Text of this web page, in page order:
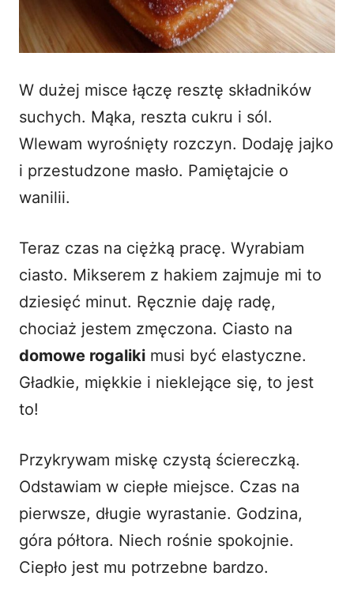
W dużej misce łączę resztę składników
suchych. Mąka, reszta cukru i sól.
Wlewam wyrośnięty rozczyn. Dodaję jajko
i przestudzone masło. Pamiętajcie o
wanilii.
Teraz czas na ciężką pracę. Wyrabiam
ciasto. Mikserem z hakiem zajmuje mi to
dziesięć minut. Ręcznie daję radę,
chociaż jestem zmęczona. Ciasto na
domowe rogaliki musi być elastyczne.
Gładkie, miękkie i nieklejące się, to jest
to!
Przykrywam miskę czystą ściereczką.
Odstawiam w ciepłe miejsce. Czas na
pierwsze, długie wyrastanie. Godzina,
góra półtora. Niech rośnie spokojnie.
Ciepło jest mu potrzebne bardzo.